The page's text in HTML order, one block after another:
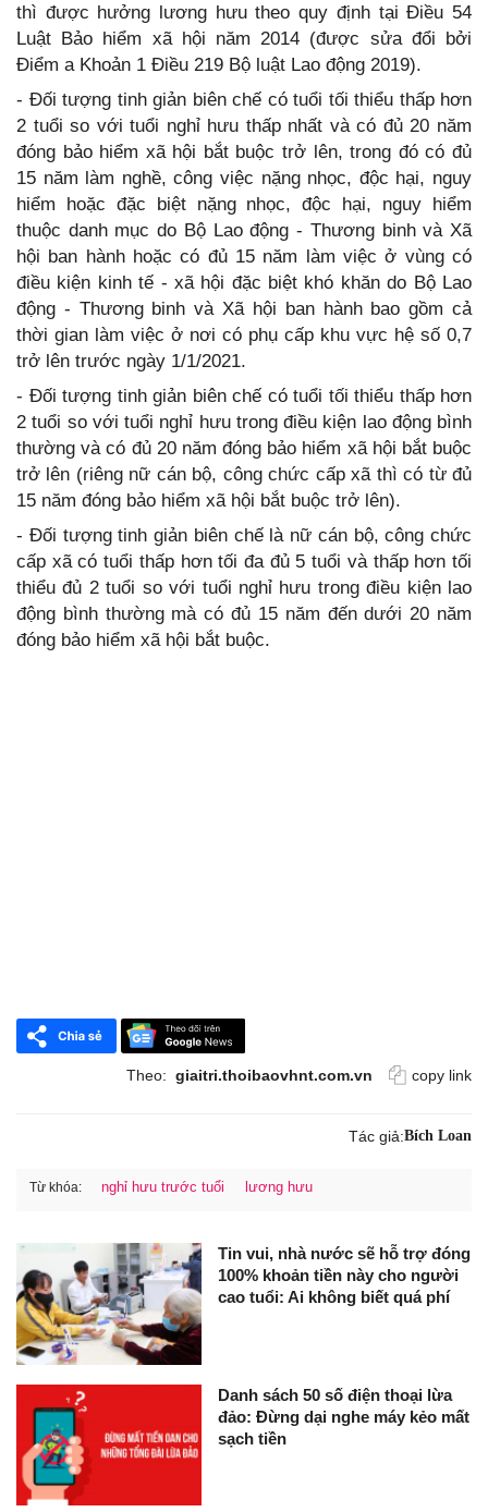
thì được hưởng lương hưu theo quy định tại Điều 54
Luật Bảo hiểm xã hội năm 2014 (được sửa đổi bởi
Điểm a Khoản 1 Điều 219 Bộ luật Lao động 2019).
- Đối tượng tinh giản biên chế có tuổi tối thiểu thấp hơn
2 tuổi so với tuổi nghỉ hưu thấp nhất và có đủ 20 năm
đóng bảo hiểm xã hội bắt buộc trở lên, trong đó có đủ
15 năm làm nghề, công việc nặng nhọc, độc hại, nguy
hiểm hoặc đặc biệt nặng nhọc, độc hại, nguy hiểm
thuộc danh mục do Bộ Lao động - Thương binh và Xã
hội ban hành hoặc có đủ 15 năm làm việc ở vùng có
điều kiện kinh tế - xã hội đặc biệt khó khăn do Bộ Lao
động - Thương binh và Xã hội ban hành bao gồm cả
thời gian làm việc ở nơi có phụ cấp khu vực hệ số 0,7
trở lên trước ngày 1/1/2021.
- Đối tượng tinh giản biên chế có tuổi tối thiểu thấp hơn
2 tuổi so với tuổi nghỉ hưu trong điều kiện lao động bình
thường và có đủ 20 năm đóng bảo hiểm xã hội bắt buộc
trở lên (riêng nữ cán bộ, công chức cấp xã thì có từ đủ
15 năm đóng bảo hiểm xã hội bắt buộc trở lên).
- Đối tượng tinh giản biên chế là nữ cán bộ, công chức
cấp xã có tuổi thấp hơn tối đa đủ 5 tuổi và thấp hơn tối
thiểu đủ 2 tuổi so với tuổi nghỉ hưu trong điều kiện lao
động bình thường mà có đủ 15 năm đến dưới 20 năm
đóng bảo hiểm xã hội bắt buộc.
Theo: giaitri.thoibaovhnt.com.vn copy link
Tác giả:Bích Loan
Từ khóa: nghỉ hưu trước tuổi lương hưu
Tin vui, nhà nước sẽ hỗ trợ đóng
100% khoản tiền này cho người
cao tuổi: Ai không biết quá phí
Danh sách 50 số điện thoại lừa
đảo: Đừng dại nghe máy kẻo mất
sạch tiền